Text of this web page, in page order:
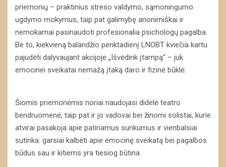
priemonių – praktinius streso valdymo, sąmoningumo
ugdymo mokymus, taip pat galimybę anonimiškai ir
nemokamai pasinaudoti profesionalia psichologų pagalba.
Be to, kiekvieną balandžio penktadienį LNOBT kviečia kartu
pajudėti dalyvaujant akcijoje „Išvėdink įtampą“ – juk
emocinei sveikatai nemažą įtaką daro ir fizinė būklė.
Šiomis priemonėmis noriai naudojasi didelė teatro
bendruomenė, taip pat ir jo vadovai bei žinomi solistai, kurie
atvirai pasakoja apie patiriamus sunkumus ir vienbalsiai
sutinka: garsiai kalbėti apie emocinę sveikatą bei pagalbos
būdus sau ir kitiems yra tiesiog būtina.